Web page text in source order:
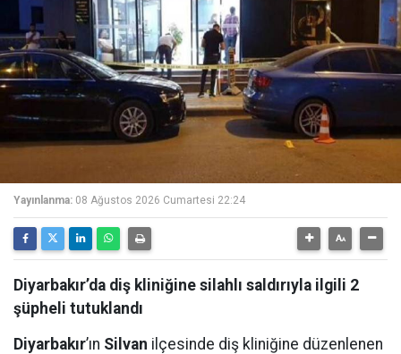
Yayınlanma: 08 Ağustos 2026 Cumartesi 22:24
Diyarbakır’da diş kliniğine silahlı saldırıyla ilgili 2
şüpheli tutuklandı
Diyarbakır’ın Silvan ilçesinde diş kliniğine düzenlenen